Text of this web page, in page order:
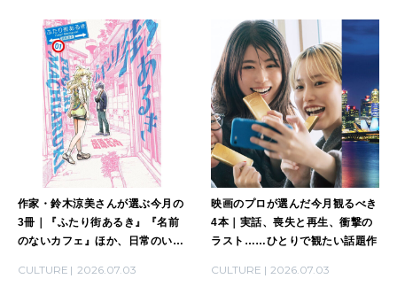
2026年6月号「大銀座 トレンドが生まれる 新しい一流店へ。」
2026年5月号「“大好き”に出会いに。韓国」
2026年4月号「未来をつくる、学びの教科書。」
2026年3月号「スイーツ予想図 2026」
2026年2月号「良運を掴む 新・開運術。」
2026年1月号「猫がいれば、幸せ」
FOLLOW US!
作家・鈴木涼美さんが選ぶ今月の
3冊｜『ふたり街あるき』『名前
のないカフェ』ほか、日常のいと
CULTURE 2026.07.03
映画のプロが選んだ今月観るべき
4本｜実話、喪失と再生、衝撃の
ラスト……ひとりで観たい話題作
CULTURE 2026.07.03